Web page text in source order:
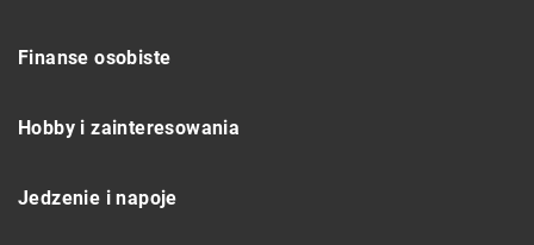
Finanse osobiste
Hobby i zainteresowania
Jedzenie i napoje